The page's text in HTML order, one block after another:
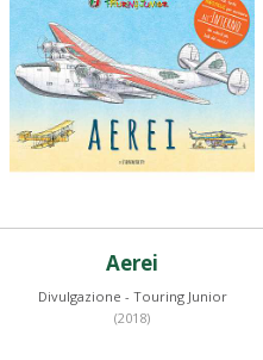
Aerei
Divulgazione - Touring Junior
(2018)